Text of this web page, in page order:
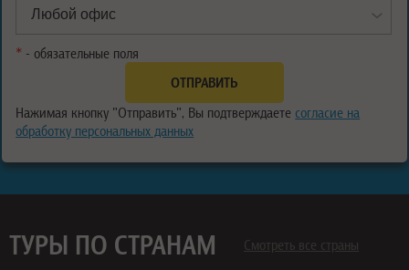
* - обязательные поля
Нажимая кнопку "Отправить", Вы подтверждаете согласие на
обработку персональных данных
ТУРЫ ПО СТРАНАМ Смотреть все страны